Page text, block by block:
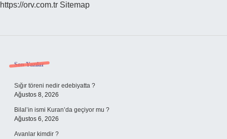
https://orv.com.tr Sitemap
Sidebar
Son Yazılar
Sığır töreni nedir edebiyatta ?
Ağustos 8, 2026
Bilal’in ismi Kuran’da geçiyor mu ?
Ağustos 6, 2026
Avanlar kimdir ?